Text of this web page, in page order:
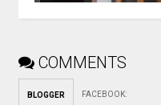
COMMENTS
BLOGGER FACEBOOK: